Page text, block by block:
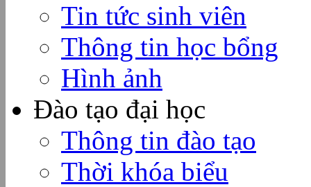
Tin tức sinh viên
Thông tin học bổng
Hình ảnh
Đào tạo đại học
Thông tin đào tạo
Thời khóa biểu